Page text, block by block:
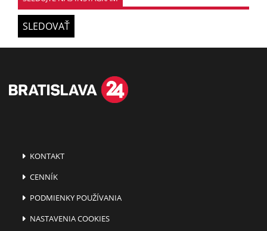
SLEDOVAŤ
KONTAKT
CENNÍK
PODMIENKY POUŽÍVANIA
NASTAVENIA COOKIES